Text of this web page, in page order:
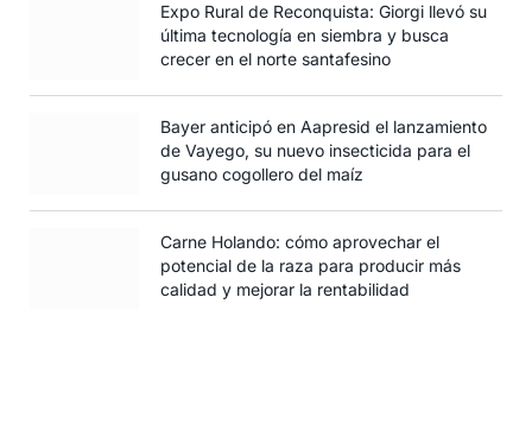
Expo Rural de Reconquista: Giorgi llevó su
última tecnología en siembra y busca
crecer en el norte santafesino
Bayer anticipó en Aapresid el lanzamiento
de Vayego, su nuevo insecticida para el
gusano cogollero del maíz
Carne Holando: cómo aprovechar el
potencial de la raza para producir más
calidad y mejorar la rentabilidad